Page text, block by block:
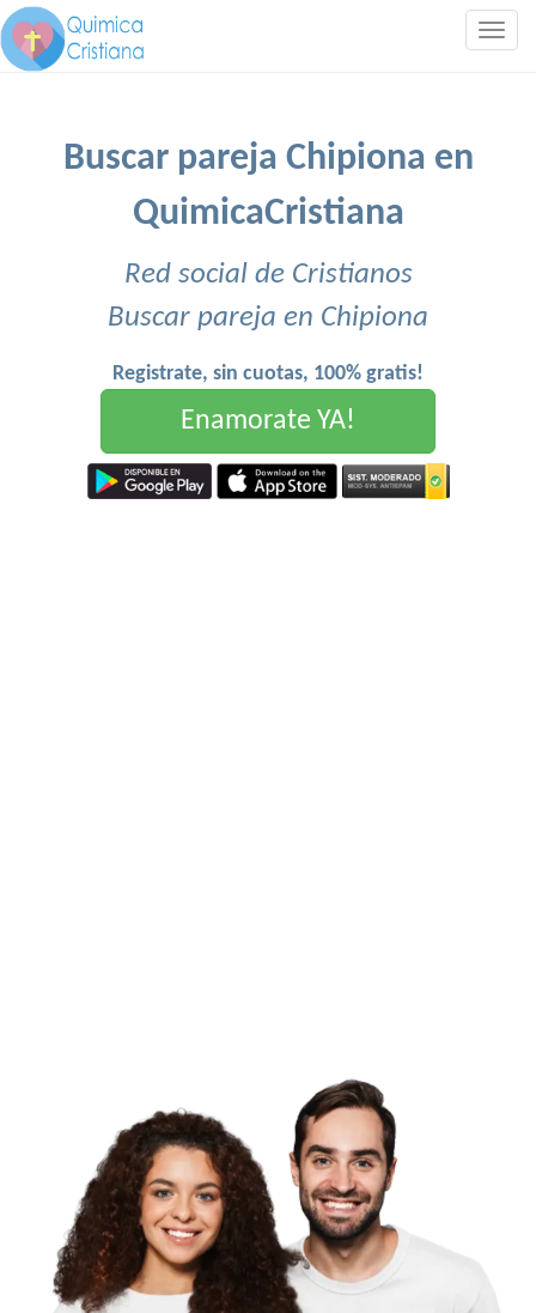
Buscar pareja Chipiona en
QuimicaCristiana
Red social de Cristianos
Buscar pareja en Chipiona
Registrate, sin cuotas, 100% gratis!
Enamorate YA!